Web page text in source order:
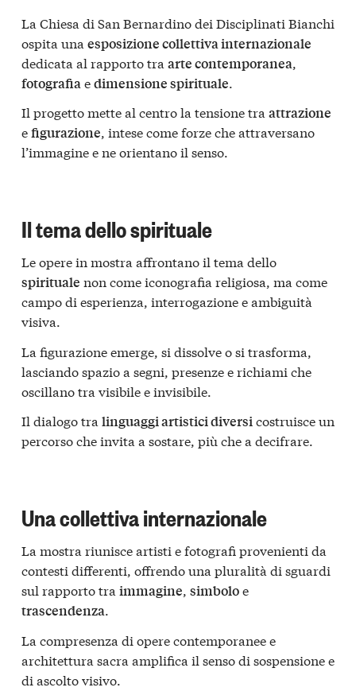
La Chiesa di San Bernardino dei Disciplinati Bianchi
ospita una esposizione collettiva internazionale
dedicata al rapporto tra arte contemporanea,
fotografiaedimensione spirituale.
Il progetto mette al centro la tensione tra attrazione
efigurazione, intese come forze che attraversano
l’immagine e ne orientano il senso.
Il tema dello spirituale
Le opere in mostra affrontano il tema dello
spirituale non come iconografia religiosa, ma come
campo di esperienza, interrogazione e ambiguità
visiva.
La figurazione emerge, si dissolve o si trasforma,
lasciando spazio a segni, presenze e richiami che
oscillano tra visibile e invisibile.
Il dialogo tra linguaggi artistici diversicostruisce un
percorso che invita a sostare, più che a decifrare.
Una collettiva internazionale
La mostra riunisce artisti e fotografi provenienti da
contesti differenti, offrendo una pluralità di sguardi
sul rapporto tra immagine, simboloe
trascendenza.
La compresenza di opere contemporanee e
architettura sacra amplifica il senso di sospensione e
di ascolto visivo.